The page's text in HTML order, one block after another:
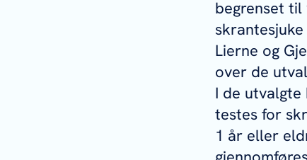
begrenset
Lierne og
over de
I de
testes for
1 år eller